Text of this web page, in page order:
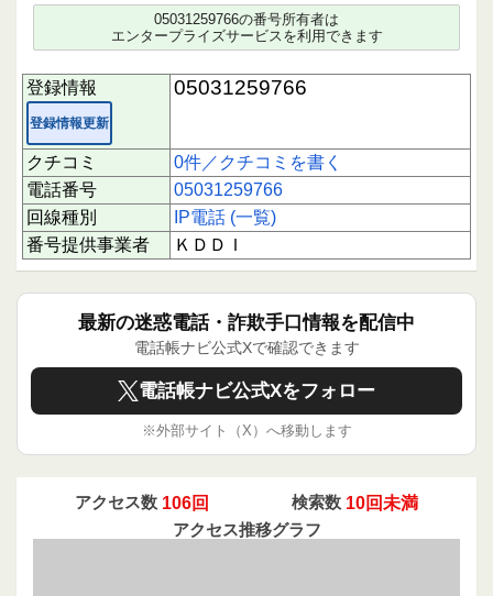
05031259766の番号所有者は
エンタープライズサービスを利用できます
登録情報
登録情報更新
05031259766
クチコミ
0件／クチコミを書く
電話番号
05031259766
回線種別
IP電話 (一覧)
番号提供事業者
ＫＤＤＩ
最新の迷惑電話・詐欺手口情報を配信中
電話帳ナビ公式Xで確認できます
電話帳ナビ公式Xをフォロー
※外部サイト（X）へ移動します
アクセス数 106回 検索数 10回未満
アクセス推移グラフ